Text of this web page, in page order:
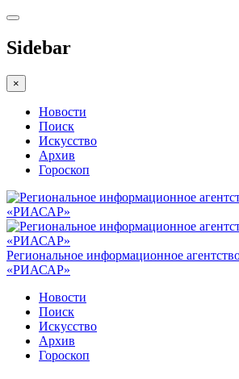
Sidebar
×
Новости
Поиск
Искусство
Архив
Гороскоп
Региональное информационное
«РИАСАР»
Новости
Поиск
Искусство
Архив
Гороскоп